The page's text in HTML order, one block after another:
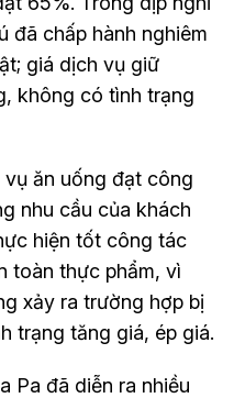
đã chấp hành nghiêm
giá dịch vụ giữ
không có tình trạng
ăn uống đạt công
nhu cầu của khách
hiện tốt công tác
toàn thực phẩm, vì
xảy ra trường hợp bị
trạng tăng giá, ép giá.
Pa đã diễn ra nhiều